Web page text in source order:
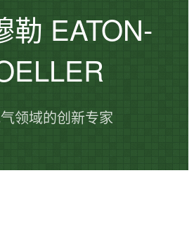
勒 EATON-
领域的创新专家